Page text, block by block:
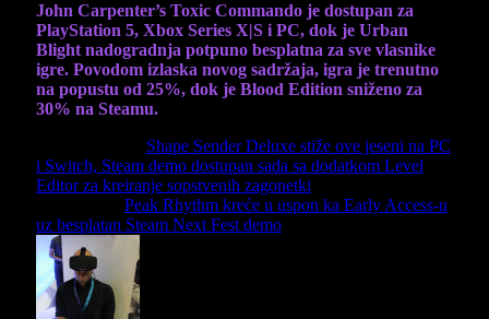
John Carpenter’s Toxic Commando je dostupan za
PlayStation 5, Xbox Series X|S i PC, dok je Urban
Blight nadogradnja potpuno besplatna za sve vlasnike
igre. Povodom izlaska novog sadržaja, igra je trenutno
na popustu od 25%, dok je Blood Edition sniženo za
30% na Steamu.
Shape Sender Deluxe stiže ove jeseni na PC
i Switch, Steam demo dostupan sada sa dodatkom Level
Editor za kreiranje sopstvenih zagonetki
Peak Rhythm kreće u uspon ka Early Access-u
uz besplatan Steam Next Fest demo